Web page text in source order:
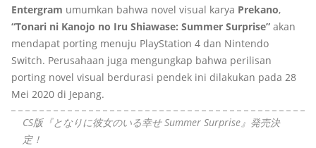
Entergram umumkan bahwa novel visual karya Prekano,
“Tonari ni Kanojo no Iru Shiawase: Summer Surprise” akan
mendapat porting menuju PlayStation 4 dan Nintendo
Switch. Perusahaan juga mengungkap bahwa perilisan
porting novel visual berdurasi pendek ini dilakukan pada 28
Mei 2020 di Jepang.
CS版『となりに彼女のいる幸せ Summer Surprise』発売決
定！